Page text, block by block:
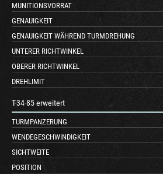
MUNITIONSVORRAT
GENAUIGKEIT
GENAUIGKEIT WÄHREND TURMDREHUNG
UNTERER RICHTWINKEL
OBERER RICHTWINKEL
DREHLIMIT
T-34-85 erweitert
TURMPANZERUNG
WENDEGESCHWINDIGKEIT
SICHTWEITE
POSITION